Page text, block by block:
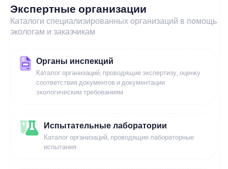
Экспертные организации
Каталоги специализированных организаций в помощь
экологам и заказчикам
Органы инспекций
Каталог организаций, проводящие экспертизу, оценку
соответствия документов и документации
экологическим требованиям
Испытательные лаборатории
Каталог организаций, проводящие лабораторные
испытания